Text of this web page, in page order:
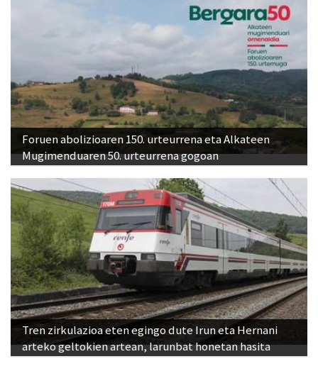
Foruen abolizioaren 150. urteurrena eta Alkateen
Mugimenduaren 50. urteurrena gogoan
Tren zirkulazioa eten egingo dute Irun eta Hernani
arteko geltokien artean, larunbat honetan hasita